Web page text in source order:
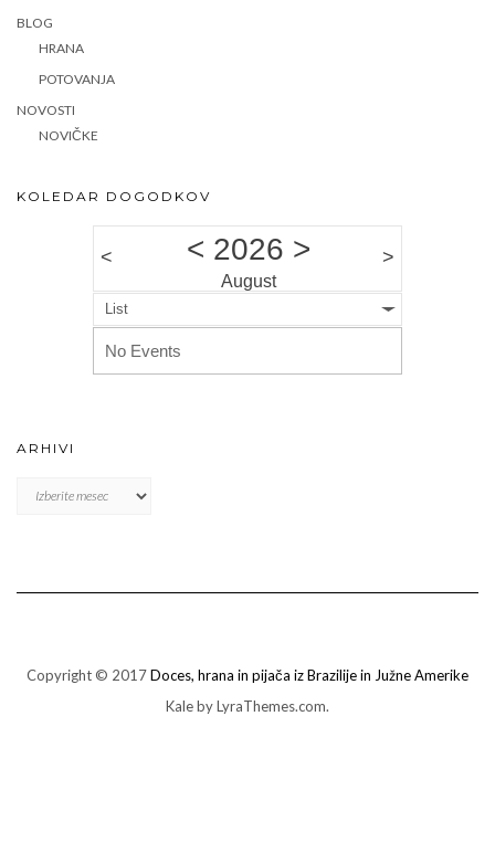
BLOG
HRANA
POTOVANJA
NOVOSTI
NOVIČKE
KOLEDAR DOGODKOV
< < 2026 >
August
>
List
No Events
ARHIVI
Copyright © 2017Doces, hrana in pijača iz Brazilije in Južne Amerike
Kaleby LyraThemes.com.